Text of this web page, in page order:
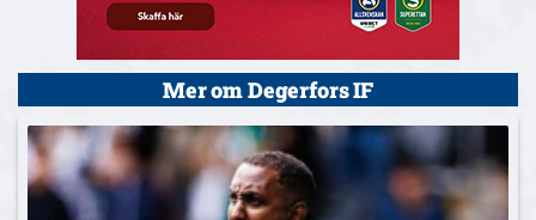
Mer om Degerfors IF